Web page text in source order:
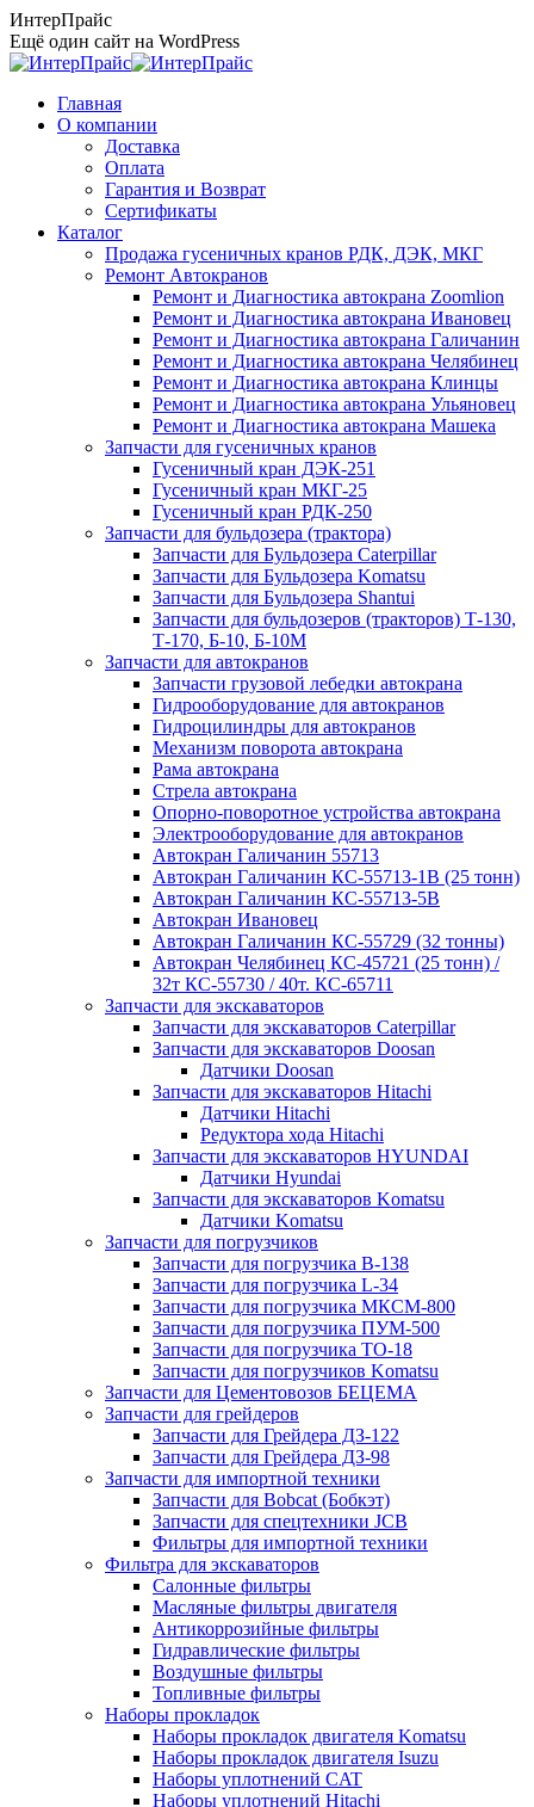
Перейти
к
содержанию
ИнтерПрайс
Ещё один сайт на WordPress
Главная
О компании
Доставка
Оплата
Гарантия и Возврат
Сертификаты
Каталог
Продажа гусеничных кранов РДК, ДЭК, МКГ
Ремонт Автокранов
Ремонт и Диагностика автокрана Zoomlion
Ремонт и Диагностика автокрана Ивановец
Ремонт и Диагностика автокрана Галичанин
Ремонт и Диагностика автокрана Челябинец
Ремонт и Диагностика автокрана Клинцы
Ремонт и Диагностика автокрана Ульяновец
Ремонт и Диагностика автокрана Машека
Запчасти для гусеничных кранов
Гусеничный кран ДЭК-251
Гусеничный кран МКГ-25
Гусеничный кран РДК-250
Запчасти для бульдозера (трактора)
Запчасти для Бульдозера Caterpillar
Запчасти для Бульдозера Komatsu
Запчасти для Бульдозера Shantui
Запчасти для бульдозеров (тракторов) Т-130,
Т-170, Б-10, Б-10М
Запчасти для автокранов
Запчасти грузовой лебедки автокрана
Гидрооборудование для автокранов
Гидроцилиндры для автокранов
Механизм поворота автокрана
Рама автокрана
Стрела автокрана
Опорно-поворотное устройства автокрана
Электрооборудование для автокранов
Автокран Галичанин 55713
Автокран Галичанин КС-55713-1В (25 тонн)
Автокран Галичанин КС-55713-5В
Автокран Ивановец
Автокран Галичанин КС-55729 (32 тонны)
Автокран Челябинец КС-45721 (25 тонн) /
32т КС-55730 / 40т. КС-65711
Запчасти для экскаваторов
Запчасти для экскаваторов Caterpillar
Запчасти для экскаваторов Doosan
Датчики Doosan
Запчасти для экскаваторов Hitachi
Датчики Hitachi
Редуктора хода Hitachi
Запчасти для экскаваторов HYUNDAI
Датчики Hyundai
Запчасти для экскаваторов Komatsu
Датчики Komatsu
Запчасти для погрузчиков
Запчасти для погрузчика B-138
Запчасти для погрузчика L-34
Запчасти для погрузчика МКСМ-800
Запчасти для погрузчика ПУМ-500
Запчасти для погрузчика ТО-18
Запчасти для погрузчиков Komatsu
Запчасти для Цементовозов БЕЦЕМА
Запчасти для грейдеров
Запчасти для Грейдера ДЗ-122
Запчасти для Грейдера ДЗ-98
Запчасти для импортной техники
Запчасти для Bobcat (Бобкэт)
Запчасти для спецтехники JCB
Фильтры для импортной техники
Фильтра для экскаваторов
Салонные фильтры
Масляные фильтры двигателя
Антикоррозийные фильтры
Гидравлические фильтры
Воздушные фильтры
Топливные фильтры
Наборы прокладок
Наборы прокладок двигателя Komatsu
Наборы прокладок двигателя Isuzu
Наборы уплотнений CAT
Наборы уплотнений Hitachi